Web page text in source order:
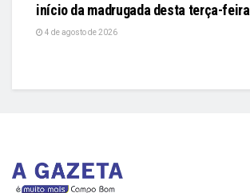
início da madrugada desta terça-feira
4 de agosto de 2026